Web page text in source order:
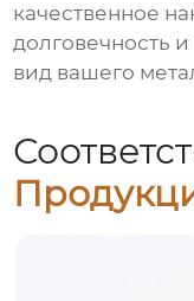
качественное
долговечность
вид вашего